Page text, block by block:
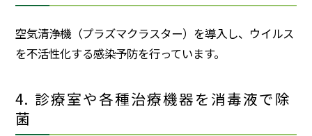
空気清浄機（プラズマクラスター）を導入し、ウイルス
を不活性化する感染予防を行っています。
4. 診療室や各種治療機器を消毒液で除
菌